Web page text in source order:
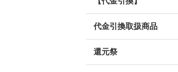
代金引換取扱商品
還元祭